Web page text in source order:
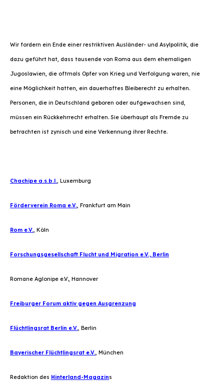
Wir fordern ein Ende einer restriktiven Ausländer- und Asylpolitik, die
dazu geführt hat, dass tausende von Roma aus dem ehemaligen
Jugoslawien, die oftmals Opfer von Krieg und Verfolgung waren, nie
eine Möglichkeit hatten, ein dauerhaftes Bleiberecht zu erhalten.
Personen, die in Deutschland geboren oder aufgewachsen sind,
müssen ein Rückkehrrecht erhalten. Sie überhaupt als Fremde zu
betrachten ist zynisch und eine Verkennung ihrer Rechte.
Chachipe a.s.b.l., Luxemburg
Förderverein Roma e.V., Frankfurt am Main
Rom e.V., Köln
Forschungsgesellschaft Flucht und Migration e.V., Berlin
Romane Aglonipe e.V., Hannover
Freiburger Forum aktiv gegen Ausgrenzung
Flüchtlingsrat Berlin e.V., Berlin
Bayerischer Flüchtlingsrat e.V., München
Redaktion des Hinterland-Magazins